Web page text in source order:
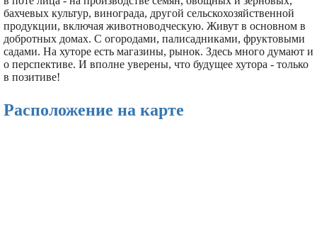
бахчевых культур, винограда, другой сельскохозяйственной
продукции, включая животноводческую. Живут в основном в
добротных домах. С огородами, палисадниками, фруктовыми
садами. На хуторе есть магазины, рынок. Здесь много думают и
о перспективе. И вполне уверены, что будущее хутора - только
в позитиве!
Расположение на карте